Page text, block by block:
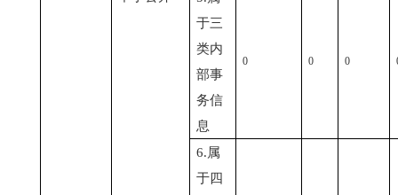
于三
类内
部事
务信
息
0 0 0
6.属
于四